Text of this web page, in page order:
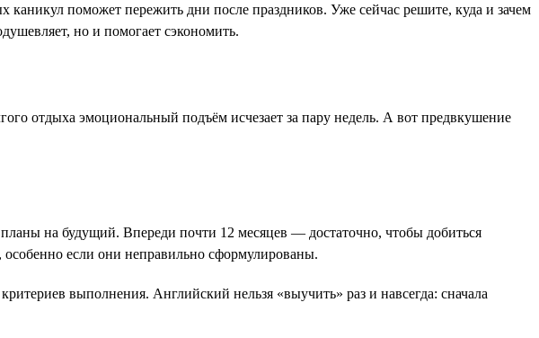
поможет пережить дни после праздников. Уже сейчас решите, куда и зачем
но и помогает сэкономить.
отдыха эмоциональный подъём исчезает за пару недель. А вот предвкушение
на будущий. Впереди почти 12 месяцев — достаточно, чтобы добиться
особенно если они неправильно сформулированы.
выполнения. Английский нельзя «выучить» раз и навсегда: сначала